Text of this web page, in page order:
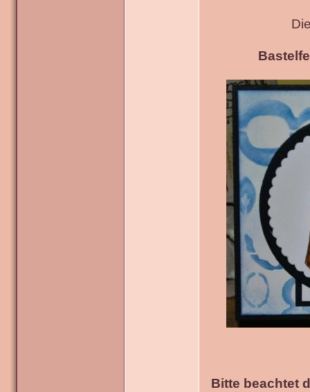
Bitte beachtet